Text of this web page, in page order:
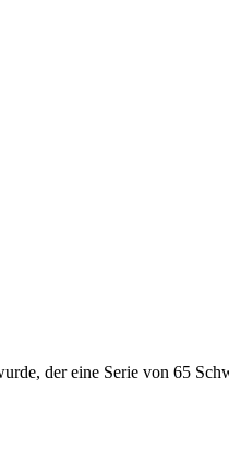
der eine Serie von 65